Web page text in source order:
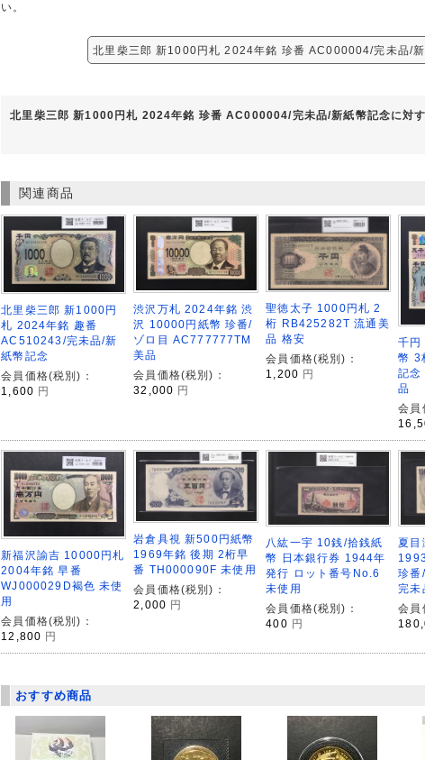
い。
北里柴三郎 新1000円札 2024年銘 珍番 AC000004/完未品/
北里柴三郎 新1000円札 2024年銘 珍番 AC000004/完未品/新紙幣記念に対
関連商品
北里柴三郎 新1000円
札 2024年銘 趣番
AC510243/完未品/新
紙幣記念
会員価格(税別)：
1,600 円
渋沢万札 2024年銘 渋
沢 10000円紙幣 珍番/
ゾロ目 AC777777TM
美品
会員価格(税別)：
32,000 円
聖徳太子 1000円札 2
桁 RB425282T 流通美
品 格安
会員価格(税別)：
1,200 円
千円
幣 3
記念
品
会員
新福沢諭吉 10000円札
2004年銘 早番
WJ000029D褐色 未使
用
会員価格(税別)：
12,800 円
岩倉具視 新500円紙幣
1969年銘 後期 2桁早
番 TH000090F 未使用
会員価格(税別)：
2,000 円
八紘一宇 10銭/拾銭紙
幣 日本銀行券 1944年
発行 ロット番号No.6
未使用
会員価格(税別)：
400 円
夏目
珍
完未
会員
おすすめ商品